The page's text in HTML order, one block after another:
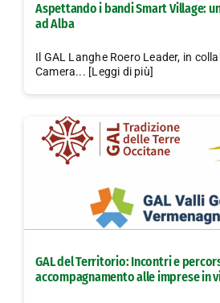
Aspettando i bandi Smart Village:
ad Alba
Il GAL Langhe Roero Leader, in
Camera... [Leggi di più]
GAL del Territorio: Incontri e
accompagnamento alle imprese in